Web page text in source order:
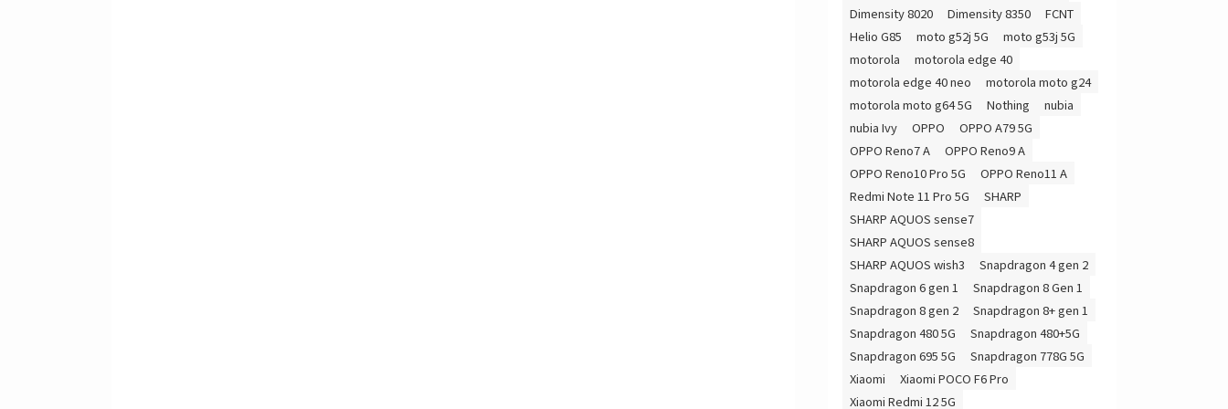
Dimensity 8020 Dimensity 8350
FCNT
Helio G85
moto g52j 5G
moto g53j 5G
motorola
motorola edge 40
motorola edge 40 neo
motorola moto g24
motorola moto g64 5G
Nothing
nubia
nubia Ivy
OPPO
OPPO A79 5G
OPPO Reno7 A
OPPO Reno9 A
OPPO Reno10 Pro 5G
OPPO Reno11 A
Redmi Note 11 Pro 5G
SHARP
SHARP AQUOS sense7
SHARP AQUOS sense8
SHARP AQUOS wish3
Snapdragon 4 gen 2
Snapdragon 6 gen 1
Snapdragon 8 Gen 1
Snapdragon 8 gen 2
Snapdragon 8+ gen 1
Snapdragon 480 5G
Snapdragon 480+5G
Snapdragon 695 5G
Snapdragon 778G 5G
Xiaomi
Xiaomi POCO F6 Pro
Xiaomi Redmi 12 5G